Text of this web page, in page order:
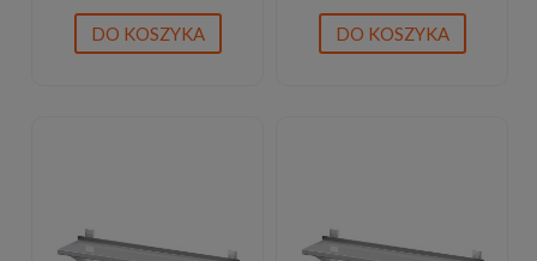
DO KOSZYKA DO KOSZYKA